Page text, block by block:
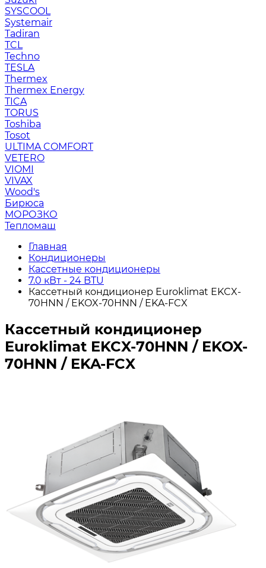
SYSCOOL
Systemair
Tadiran
TCL
Techno
TESLA
Thermex
Thermex Energy
TICA
TORUS
Toshiba
Tosot
ULTIMA COMFORT
VETERO
VIOMI
VIVAX
Wood's
Бирюса
МОРОЗКО
Тепломаш
Главная
Кондиционеры
Кассетные кондиционеры
7.0 кВт - 24 BTU
Кассетный кондиционер Euroklimat EKCX-
70HNN / EKOX-70HNN / EKA-FCX
Кассетный кондиционер
Euroklimat EKCX-70HNN / EKOX-
70HNN / EKA-FCX